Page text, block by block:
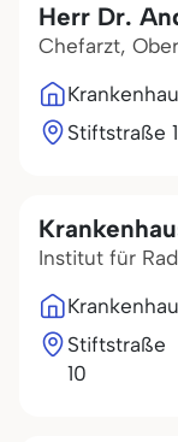
Herr Dr.
Chefarzt,
Stiftstraße
Institut für
Stiftstraße
10